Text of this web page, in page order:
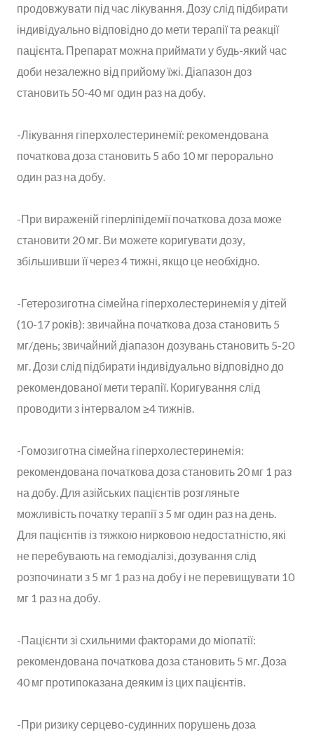
продовжувати під час лікування. Дозу слід підбирати
індивідуально відповідно до мети терапії та реакції
пацієнта. Препарат можна приймати у будь-який час
доби незалежно від прийому їжі. Діапазон доз
становить 50-40 мг один раз на добу.
-Лікування гіперхолестеринемії: рекомендована
початкова доза становить 5 або 10 мг перорально
один раз на добу.
-При вираженій гіперліпідемії початкова доза може
становити 20 мг. Ви можете коригувати дозу,
збільшивши її через 4 тижні, якщо це необхідно.
-Гетерозиготна сімейна гіперхолестеринемія у дітей
(10-17 років): звичайна початкова доза становить 5
мг/день; звичайний діапазон дозувань становить 5-20
мг. Дози слід підбирати індивідуально відповідно до
рекомендованої мети терапії. Коригування слід
проводити з інтервалом ≥4 тижнів.
-Гомозиготна сімейна гіперхолестеринемія:
рекомендована початкова доза становить 20 мг 1 раз
на добу. Для азійських пацієнтів розгляньте
можливість початку терапії з 5 мг один раз на день.
Для пацієнтів із тяжкою нирковою недостатністю, які
не перебувають на гемодіалізі, дозування слід
розпочинати з 5 мг 1 раз на добу і не перевищувати 10
мг 1 раз на добу.
-Пацієнти зі схильними факторами до міопатії:
рекомендована початкова доза становить 5 мг. Доза
40 мг протипоказана деяким із цих пацієнтів.
-При ризику серцево-судинних порушень доза